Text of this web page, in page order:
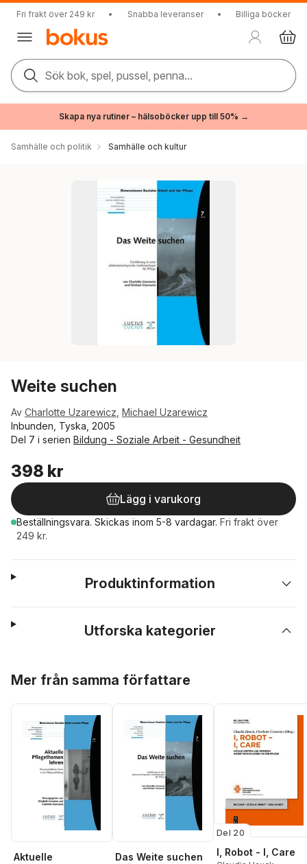
Fri frakt över 249 kr • Snabba leveranser • Billiga böcker
Sök bok, spel, pussel, penna...
Skapa nya rutiner – hälsoböcker upp till 50% →
Samhälle och politik Samhälle och kultur
Weite suchen
Av Charlotte Uzarewicz Michael Uzarewicz
Inbunden, Tyska, 2005
Del 7 i serien Bildung - Soziale Arbeit - Gesundheit
398 kr
Lägg i varukorg
Beställningsvara. Skickas inom 5-8 vardagar. Fri frakt över
249 kr.
Produktinformation
Utforska kategorier
Mer från samma författare
Aktuelle
Das Weite suchen
Del 20
I, Robot - I, Care